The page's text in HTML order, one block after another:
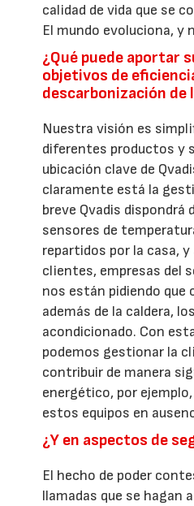
calidad de vida que se
El mundo evoluciona, y
¿Qué puede aportar
objetivos de
descarbonización de
Nuestra visión es
diferentes productos y
ubicación clave de
claramente está la
breve Qvadis dispondrá
sensores de
repartidos por la casa,
clientes, empresas del
nos están pidiendo que
además de la caldera,
acondicionado. Con
podemos gestionar la
contribuir de manera
energético, por
estos equipos en
¿Y en aspectos de
El hecho de poder
llamadas que se hagan